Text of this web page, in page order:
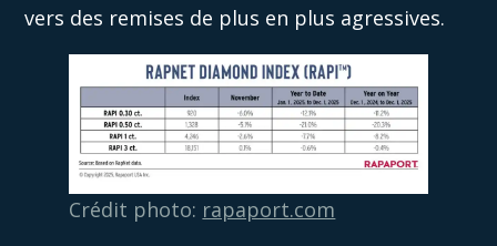
vers des remises de plus en plus agressives.
Crédit photo: rapaport.com